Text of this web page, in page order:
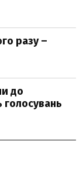
разу –
до